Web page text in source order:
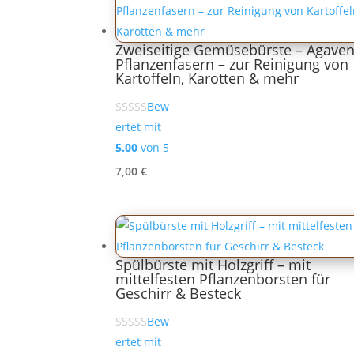
Zweiseitige Gemüsebürste –
Pflanzenfasern – zur Reinigung von
Kartoffeln, Karotten & mehr
Bew
ertet mit
5.00 von 5
7,00 €
Spülbürste mit Holzgriff – mit
mittelfesten Pflanzenborsten für
Geschirr & Besteck
Bew
ertet mit